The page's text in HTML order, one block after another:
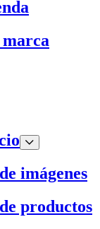
imágenes
productos